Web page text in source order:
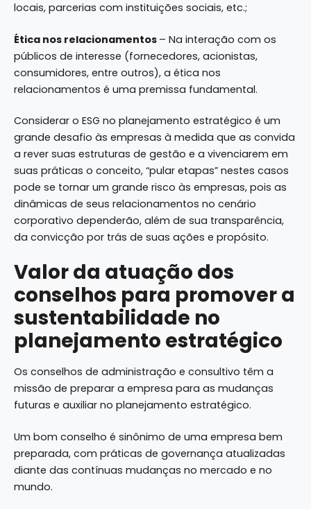
locais, parcerias com instituições sociais, etc.;
Ética nos relacionamentos – Na interação com os
públicos de interesse (fornecedores, acionistas,
consumidores, entre outros), a ética nos
relacionamentos é uma premissa fundamental.
Considerar o ESG no planejamento estratégico é um
grande desafio às empresas à medida que as convida
a rever suas estruturas de gestão e a vivenciarem em
suas práticas o conceito, “pular etapas” nestes casos
pode se tornar um grande risco às empresas, pois as
dinâmicas de seus relacionamentos no cenário
corporativo dependerão, além de sua transparência,
da convicção por trás de suas ações e propósito.
Valor da atuação dos
conselhos para promover a
sustentabilidade no
planejamento estratégico
Os conselhos de administração e consultivo têm a
missão de preparar a empresa para as mudanças
futuras e auxiliar no planejamento estratégico.
Um bom conselho é sinônimo de uma empresa bem
preparada, com práticas de governança atualizadas
diante das contínuas mudanças no mercado e no
mundo.